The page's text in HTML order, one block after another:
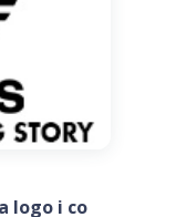
logo i co